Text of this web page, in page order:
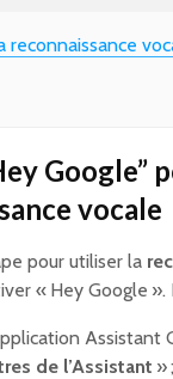
reconnaissance
Google”
vocale
pour utiliser la
« Hey Google ».
Assistant
de l’Assistant » ;